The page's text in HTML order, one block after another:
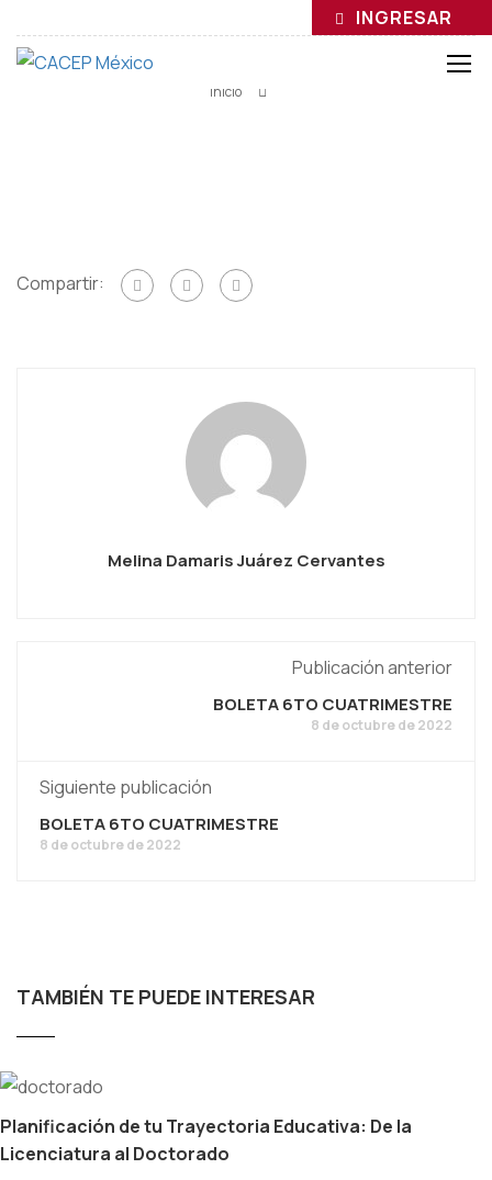
INGRESAR
Inicio
Compartir:
Melina Damaris Juárez Cervantes
Publicación anterior
BOLETA 6TO CUATRIMESTRE
8 de octubre de 2022
Siguiente publicación
BOLETA 6TO CUATRIMESTRE
8 de octubre de 2022
TAMBIÉN TE PUEDE INTERESAR
Planificación de tu Trayectoria Educativa: De la
Licenciatura al Doctorado